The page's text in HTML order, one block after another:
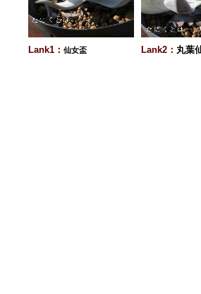
Lank1： 仙女盃 Lank2： 丸葉